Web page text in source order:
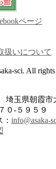
扱いについて
sci. All rights
玉県朝霞市
０-５９５
info@asaka-